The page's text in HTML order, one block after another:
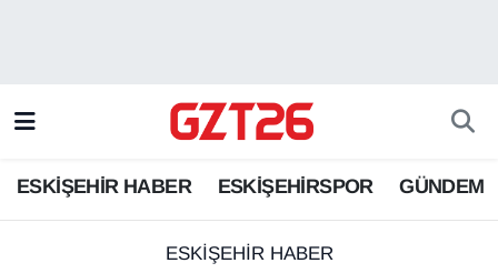
ESKİŞEHİR HABER ESKİŞEHİRSPOR GÜNDEM
ESKİŞEHİR HABER
ESKİŞEHİRSPOR
GÜNDEM
Odunpazarı Trafik Yoğunluk Haritası
Süper Lig Puan Durumu ve Fikstür
Tüm Manşetler